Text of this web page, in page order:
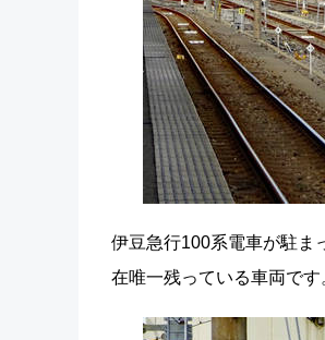
伊豆急行100系電車が駐ま
在唯一残っている車両です